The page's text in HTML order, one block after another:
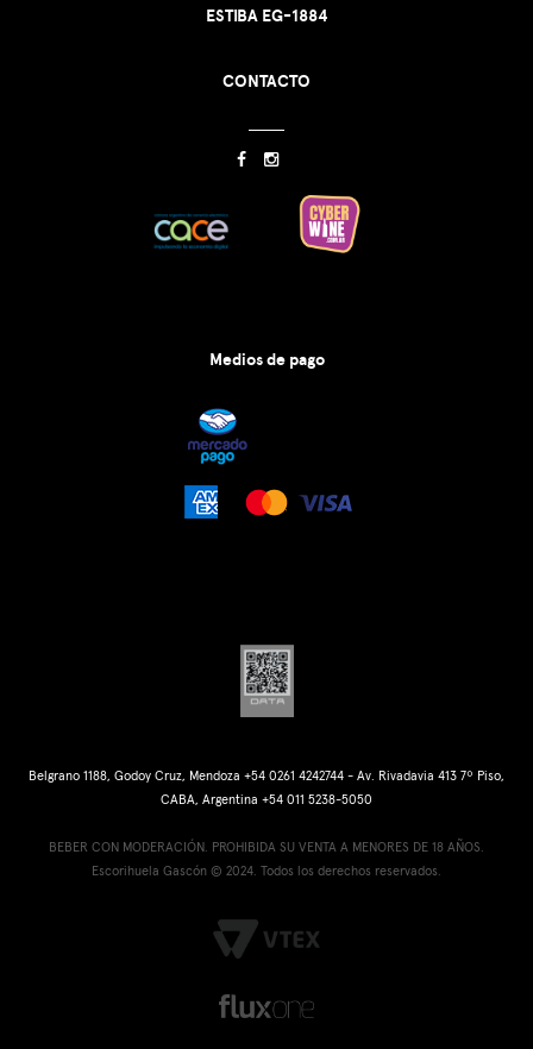
ESTIBA EG-1884
CONTACTO
Medios de pago
Belgrano 1188, Godoy Cruz, Mendoza +54 0261 4242744 - Av. Rivadavia 413 7º Piso,
CABA, Argentina +54 011 5238-5050
BEBER CON MODERACIÓN. PROHIBIDA SU VENTA A MENORES DE 18 AÑOS.
Escorihuela Gascón © 2024. Todos los derechos reservados.